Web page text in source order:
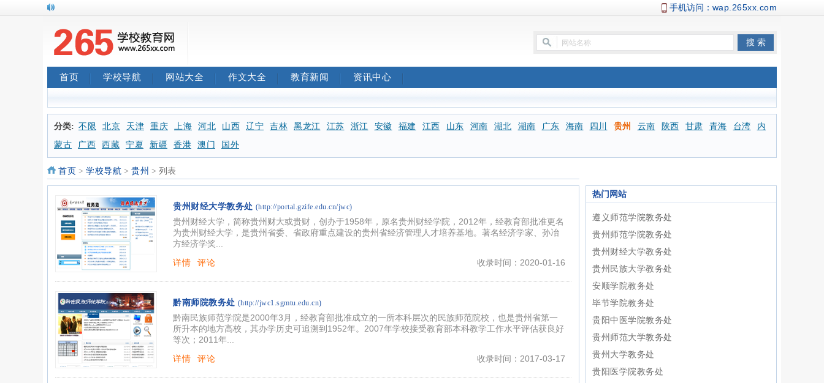
手机访问： wap.265xx.com
首页 学校导航 网站大全 作文大全 教育新闻 资讯中心
分类: 不限 北京 天津 重庆 上海 河北 山西 辽宁 吉林 黑龙江 江苏 浙江 安徽 福建 江西 山东 河南 湖北 湖南 广东 海南 四川 贵州 云南 陕西 甘肃 青海 台湾
内
蒙古
广西 西藏 宁夏 新疆 香港 澳门 国外
首页 > 学校导航 > 贵州 > 列表
贵州财经大学教务处 (http://portal.gzife.edu.cn/jwc)
贵州财经大学，简称贵州财大或贵财，创办于1958年，原名贵州财经学院，2012年，经教育部批准更名
为贵州财经大学，是贵州省委、省政府重点建设的贵州省经济管理人才培养基地。著名经济学家、孙冶
方经济学奖...
详情
评论 收录时间：2020-01-16
黔南师院教务处 (http://jwc1.sgmtu.edu.cn)
黔南民族师范学院是2000年3月，经教育部批准成立的一所本科层次的民族师范院校，也是贵州省第一
所升本的地方高校，其办学历史可追溯到1952年。2007年学校接受教育部本科教学工作水平评估获良好
等次；2011年...
详情
评论 收录时间：2017-03-17
热门网站
遵义师范学院教务处
贵州师范学院教务处
贵州财经大学教务处
贵州民族大学教务处
安顺学院教务处
毕节学院教务处
贵阳中医学院教务处
贵州师范大学教务处
贵州大学教务处
贵阳医学院教务处